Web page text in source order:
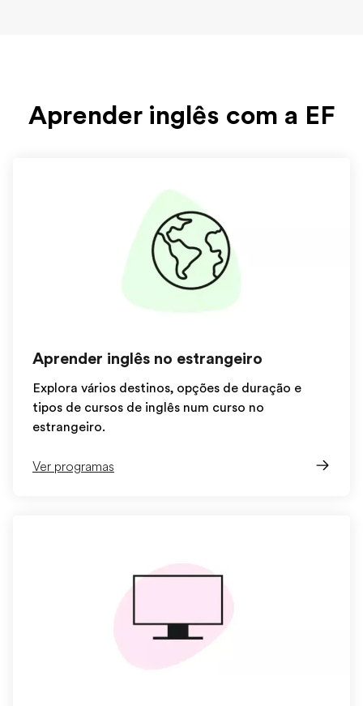
Aprender inglês com a EF
Aprender inglês no estrangeiro
Explora vários destinos, opções de duração e
tipos de cursos de inglês num curso no
estrangeiro.
Ver programas